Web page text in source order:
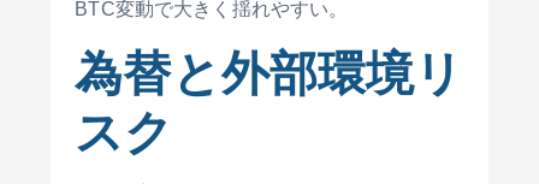
BTC変動で大きく揺れやすい。
為替と外部環境リ
スク